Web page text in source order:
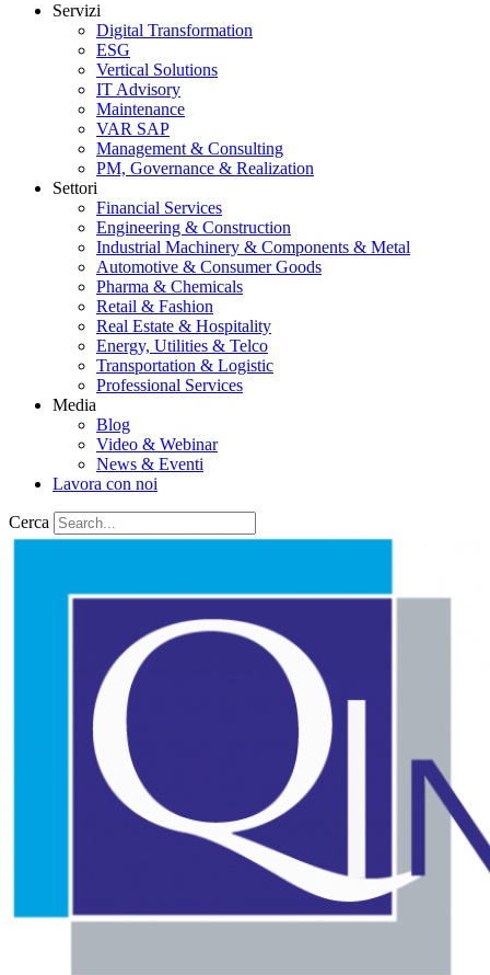
Servizi
Digital Transformation
ESG
Vertical Solutions
IT Advisory
Maintenance
VAR SAP
Management & Consulting
PM, Governance & Realization
Settori
Financial Services
Engineering & Construction
Industrial Machinery & Components & Metal
Automotive & Consumer Goods
Pharma & Chemicals
Retail & Fashion
Real Estate & Hospitality
Energy, Utilities & Telco
Transportation & Logistic
Professional Services
Media
Blog
Video & Webinar
News & Eventi
Lavora con noi
Cerca